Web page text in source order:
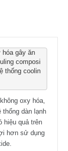
gây ăn
composi
thống coolin
oxy hóa,
thống dàn lạnh
hiệu quả trên
hơn sử dụng